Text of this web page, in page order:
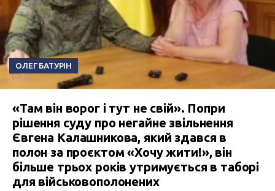
ОЛЕГ БАТУРІН
«Там він ворог і тут не свій». Попри
рішення суду про негайне звільнення
Євгена Калашникова, який здався в
полон за проєктом «Хочу жити!», він
більше трьох років утримується в таборі
для військовополонених